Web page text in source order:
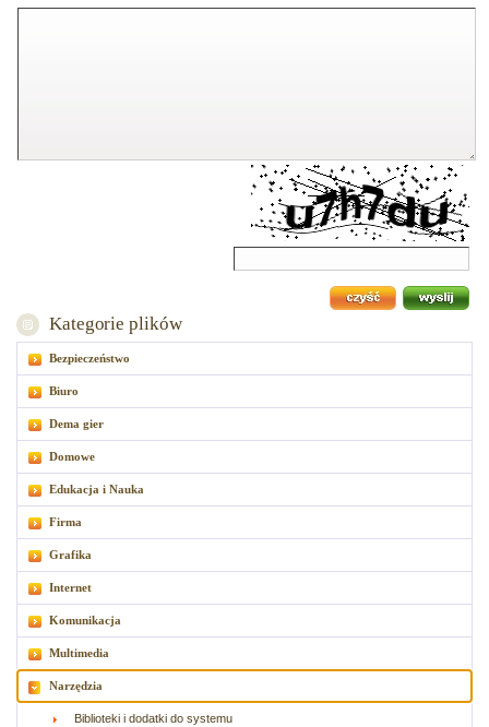
Kategorie plików
Bezpieczeństwo
Biuro
Dema gier
Domowe
Edukacja i Nauka
Firma
Grafika
Internet
Komunikacja
Multimedia
Narzędzia
Biblioteki i dodatki do systemu